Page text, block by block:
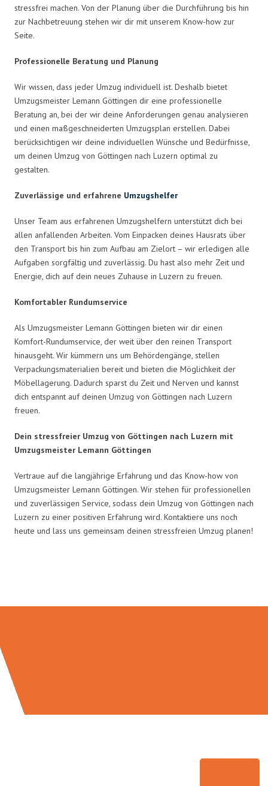
stressfrei machen. Von der Planung über die Durchführung bis hin
zur Nachbetreuung stehen wir dir mit unserem Know-how zur
Seite.
Professionelle Beratung und Planung
Wir wissen, dass jeder Umzug individuell ist. Deshalb bietet
Umzugsmeister Lemann Göttingen dir eine professionelle
Beratung an, bei der wir deine Anforderungen genau analysieren
und einen maßgeschneiderten Umzugsplan erstellen. Dabei
berücksichtigen wir deine individuellen Wünsche und Bedürfnisse,
um deinen Umzug von Göttingen nach Luzern optimal zu
gestalten.
Zuverlässige und erfahrene Umzugshelfer
Unser Team aus erfahrenen Umzugshelfern unterstützt dich bei
allen anfallenden Arbeiten. Vom Einpacken deines Hausrats über
den Transport bis hin zum Aufbau am Zielort – wir erledigen alle
Aufgaben sorgfältig und zuverlässig. Du hast also mehr Zeit und
Energie, dich auf dein neues Zuhause in Luzern zu freuen.
Komfortabler Rundumservice
Als Umzugsmeister Lemann Göttingen bieten wir dir einen
Komfort-Rundumservice, der weit über den reinen Transport
hinausgeht. Wir kümmern uns um Behördengänge, stellen
Verpackungsmaterialien bereit und bieten die Möglichkeit der
Möbellagerung. Dadurch sparst du Zeit und Nerven und kannst
dich entspannt auf deinen Umzug von Göttingen nach Luzern
freuen.
Dein stressfreier Umzug von Göttingen nach Luzern mit
Umzugsmeister Lemann Göttingen
Vertraue auf die langjährige Erfahrung und das Know-how von
Umzugsmeister Lemann Göttingen. Wir stehen für professionellen
und zuverlässigen Service, sodass dein Umzug von Göttingen nach
Luzern zu einer positiven Erfahrung wird. Kontaktiere uns noch
heute und lass uns gemeinsam deinen stressfreien Umzug planen!